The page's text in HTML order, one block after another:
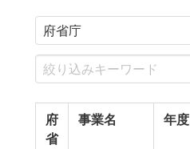
府
省
事業名 年度